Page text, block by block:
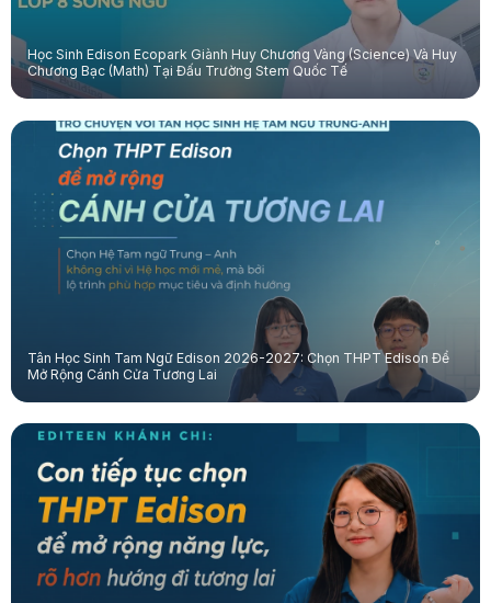
Học Sinh Edison Ecopark Giành Huy Chương Vàng (Science) Và Huy
Chương Bạc (Math) Tại Đấu Trường Stem Quốc Tế
Tân Học Sinh Tam Ngữ Edison 2026-2027: Chọn THPT Edison Để
Mở Rộng Cánh Cửa Tương Lai